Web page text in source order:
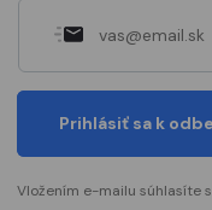
Prihlásiť sa k
Vložením e-mailu súhlasíte s